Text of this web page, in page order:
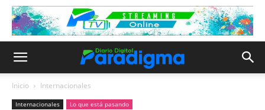
Inicio Internacionales
Internacionales Lo que está pasando